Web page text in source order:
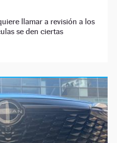
llamar a revisión a los
se den ciertas